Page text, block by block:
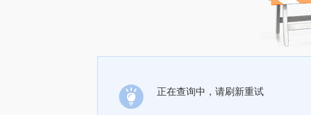
正在查询中，请刷新重试